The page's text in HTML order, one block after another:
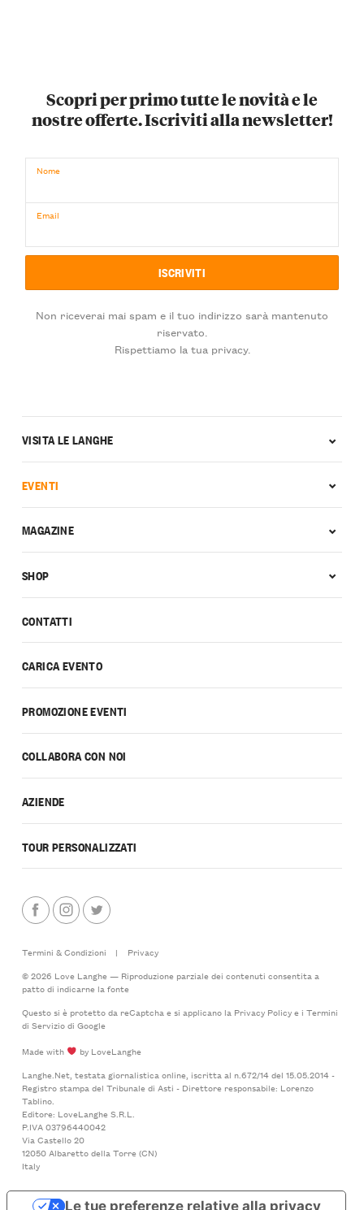
Scopri per primo tutte le novità e le
nostre offerte. Iscriviti alla newsletter!
Nome
Email
Non riceverai mai spam e il tuo indirizzo sarà mantenuto
riservato.
Rispettiamo la tua privacy.
CONTATTI
CARICA EVENTO
PROMOZIONE EVENTI
COLLABORA CON NOI
AZIENDE
TOUR PERSONALIZZATI
VISITA LE LANGHE
EVENTI
MAGAZINE
SHOP
Termini & Condizioni |
Privacy
© 2026 Love Langhe — Riproduzione parziale dei contenuti consentita a
patto di indicarne la fonte
Questo si è protetto da reCaptcha e si applicano la Privacy Policye i Termini
di Serviziodi Google
Made with
by LoveLanghe
Langhe.Net, testata giornalistica online, iscritta al n.672/14 del 15.05.2014 -
Registro stampa del Tribunale di Asti - Direttore responsabile: Lorenzo
Tablino.
Editore: LoveLanghe S.R.L.
P.IVA 03796440042
Via Castello 20
12050 Albaretto della Torre (CN)
Italy
Le tue preferenze relative alla privacy